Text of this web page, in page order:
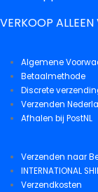
VERKOOP
Algemene
Betaalmethode
Discrete
Verzenden
Afhalen bij PostNL
Verzenden naar
INTERNATIONAL
Verzendkosten